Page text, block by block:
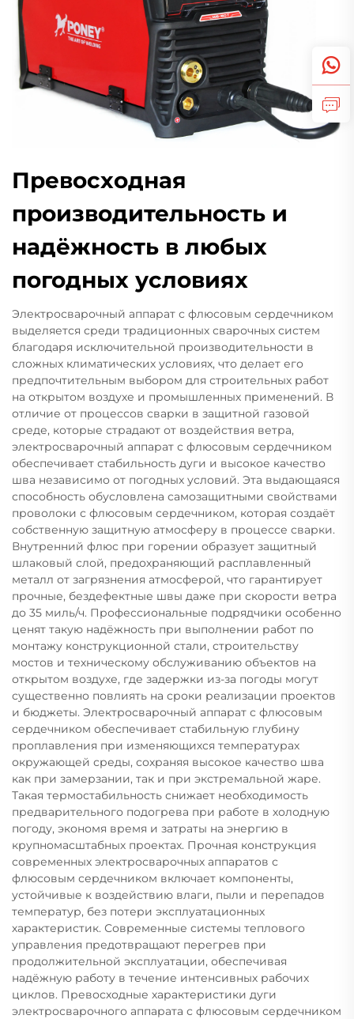
Превосходная
производительность и
надёжность в любых
погодных условиях
Электросварочный аппарат с флюсовым сердечником
выделяется среди традиционных сварочных систем
благодаря исключительной производительности в
сложных климатических условиях, что делает его
предпочтительным выбором для строительных работ
на открытом воздухе и промышленных применений. В
отличие от процессов сварки в защитной газовой
среде, которые страдают от воздействия ветра,
электросварочный аппарат с флюсовым сердечником
обеспечивает стабильность дуги и высокое качество
шва независимо от погодных условий. Эта выдающаяся
способность обусловлена самозащитными свойствами
проволоки с флюсовым сердечником, которая создаёт
собственную защитную атмосферу в процессе сварки.
Внутренний флюс при горении образует защитный
шлаковый слой, предохраняющий расплавленный
металл от загрязнения атмосферой, что гарантирует
прочные, бездефектные швы даже при скорости ветра
до 35 миль/ч. Профессиональные подрядчики особенно
ценят такую надёжность при выполнении работ по
монтажу конструкционной стали, строительству
мостов и техническому обслуживанию объектов на
открытом воздухе, где задержки из-за погоды могут
существенно повлиять на сроки реализации проектов
и бюджеты. Электросварочный аппарат с флюсовым
сердечником обеспечивает стабильную глубину
проплавления при изменяющихся температурах
окружающей среды, сохраняя высокое качество шва
как при замерзании, так и при экстремальной жаре.
Такая термостабильность снижает необходимость
предварительного подогрева при работе в холодную
погоду, экономя время и затраты на энергию в
крупномасштабных проектах. Прочная конструкция
современных электросварочных аппаратов с
флюсовым сердечником включает компоненты,
устойчивые к воздействию влаги, пыли и перепадов
температур, без потери эксплуатационных
характеристик. Современные системы теплового
управления предотвращают перегрев при
продолжительной эксплуатации, обеспечивая
надёжную работу в течение интенсивных рабочих
циклов. Превосходные характеристики дуги
электросварочного аппарата с флюсовым сердечником